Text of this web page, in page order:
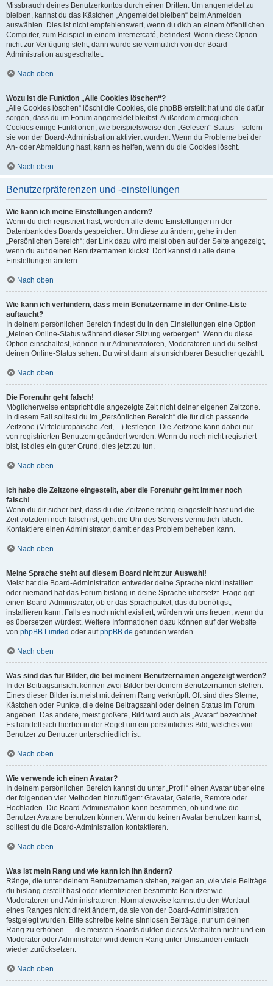
Missbrauch deines Benutzerkontos durch einen Dritten. Um angemeldet zu
bleiben, kannst du das Kästchen „Angemeldet bleiben“ beim Anmelden
auswählen. Dies ist nicht empfehlenswert, wenn du dich an einem öffentlichen
Computer, zum Beispiel in einem Internetcafé, befindest. Wenn diese Option
nicht zur Verfügung steht, dann wurde sie vermutlich von der Board-
Administration ausgeschaltet.
Nach oben
Wozu ist die Funktion „Alle Cookies löschen“?
„Alle Cookies löschen“ löscht die Cookies, die phpBB erstellt hat und die dafür
sorgen, dass du im Forum angemeldet bleibst. Außerdem ermöglichen
Cookies einige Funktionen, wie beispielsweise den „Gelesen“-Status – sofern
sie von der Board-Administration aktiviert wurden. Wenn du Probleme bei der
An- oder Abmeldung hast, kann es helfen, wenn du die Cookies löscht.
Nach oben
Benutzerpräferenzen und -einstellungen
Wie kann ich meine Einstellungen ändern?
Wenn du dich registriert hast, werden alle deine Einstellungen in der
Datenbank des Boards gespeichert. Um diese zu ändern, gehe in den
„Persönlichen Bereich“; der Link dazu wird meist oben auf der Seite angezeigt,
wenn du auf deinen Benutzernamen klickst. Dort kannst du alle deine
Einstellungen ändern.
Nach oben
Wie kann ich verhindern, dass mein Benutzername in der Online-Liste
auftaucht?
In deinem persönlichen Bereich findest du in den Einstellungen eine Option
„Meinen Online-Status während dieser Sitzung verbergen“. Wenn du diese
Option einschaltest, können nur Administratoren, Moderatoren und du selbst
deinen Online-Status sehen. Du wirst dann als unsichtbarer Besucher gezählt.
Nach oben
Die Forenuhr geht falsch!
Möglicherweise entspricht die angezeigte Zeit nicht deiner eigenen Zeitzone.
In diesem Fall solltest du im „Persönlichen Bereich“ die für dich passende
Zeitzone (Mitteleuropäische Zeit, ...) festlegen. Die Zeitzone kann dabei nur
von registrierten Benutzern geändert werden. Wenn du noch nicht registriert
bist, ist dies ein guter Grund, dies jetzt zu tun.
Nach oben
Ich habe die Zeitzone eingestellt, aber die Forenuhr geht immer noch
falsch!
Wenn du dir sicher bist, dass du die Zeitzone richtig eingestellt hast und die
Zeit trotzdem noch falsch ist, geht die Uhr des Servers vermutlich falsch.
Kontaktiere einen Administrator, damit er das Problem beheben kann.
Nach oben
Meine Sprache steht auf diesem Board nicht zur Auswahl!
Meist hat die Board-Administration entweder deine Sprache nicht installiert
oder niemand hat das Forum bislang in deine Sprache übersetzt. Frage ggf.
einen Board-Administrator, ob er das Sprachpaket, das du benötigst,
installieren kann. Falls es noch nicht existiert, würden wir uns freuen, wenn du
es übersetzen würdest. Weitere Informationen dazu können auf der Website
von phpBB Limited oder aufphpBB.de gefunden werden.
Nach oben
Was sind das für Bilder, die bei meinem Benutzernamen angezeigt werden?
In der Beitragsansicht können zwei Bilder bei deinem Benutzernamen stehen.
Eines dieser Bilder ist meist mit deinem Rang verknüpft: Oft sind dies Sterne,
Kästchen oder Punkte, die deine Beitragszahl oder deinen Status im Forum
angeben. Das andere, meist größere, Bild wird auch als „Avatar“ bezeichnet.
Es handelt sich hierbei in der Regel um ein persönliches Bild, welches von
Benutzer zu Benutzer unterschiedlich ist.
Nach oben
Wie verwende ich einen Avatar?
In deinem persönlichen Bereich kannst du unter „Profil“ einen Avatar über eine
der folgenden vier Methoden hinzufügen: Gravatar, Galerie, Remote oder
Hochladen. Die Board-Administration kann bestimmen, ob und wie die
Benutzer Avatare benutzen können. Wenn du keinen Avatar benutzen kannst,
solltest du die Board-Administration kontaktieren.
Nach oben
Was ist mein Rang und wie kann ich ihn ändern?
Ränge, die unter deinem Benutzernamen stehen, zeigen an, wie viele Beiträge
du bislang erstellt hast oder identifizieren bestimmte Benutzer wie
Moderatoren und Administratoren. Normalerweise kannst du den Wortlaut
eines Ranges nicht direkt ändern, da sie von der Board-Administration
festgelegt wurden. Bitte schreibe keine sinnlosen Beiträge, nur um deinen
Rang zu erhöhen — die meisten Boards dulden dieses Verhalten nicht und ein
Moderator oder Administrator wird deinen Rang unter Umständen einfach
wieder zurücksetzen.
Nach oben